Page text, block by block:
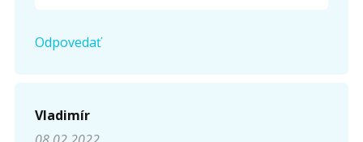
Odpovedať
Vladimír